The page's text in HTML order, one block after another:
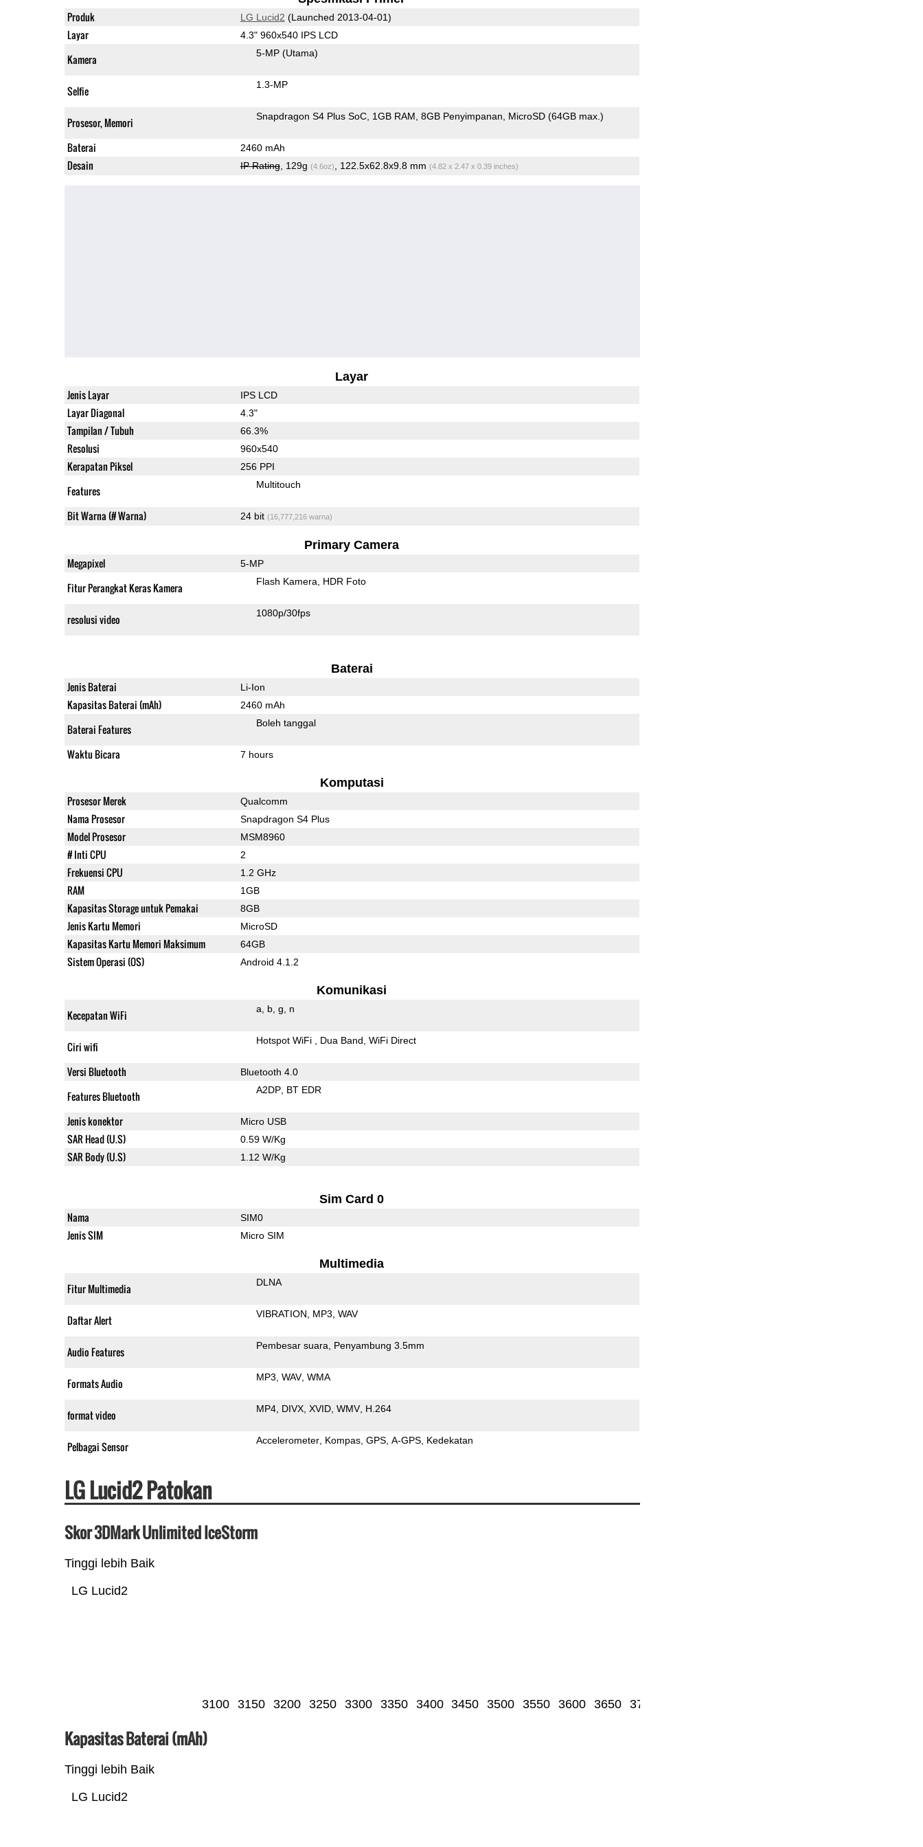
Produk LG Lucid2 (Launched 2013-04-01)
Layar 4.3" 960x540 IPS LCD
Kamera 5-MP (Utama)
Selfie 1.3-MP
Prosesor, Memori Snapdragon S4 Plus SoC 1GB RAM 8GB Penyimpanan MicroSD (64GB max.)
Baterai 2460 mAh
Desain IP Rating, 129g (4.6oz) , 122.5x62.8x9.8 mm (4.82 x 2.47 x 0.39 inches)
Layar
Jenis Layar IPS LCD
Layar Diagonal 4.3"
Tampilan / Tubuh 66.3%
Resolusi 960x540
Kerapatan Piksel 256 PPI
Features Multitouch
Bit Warna (# Warna) 24 bit (16,777,216 warna)
Primary Camera
Megapixel 5-MP
Fitur Perangkat Keras Kamera Flash Kamera HDR Foto
resolusi video 1080p/30fps
Baterai
Jenis Baterai Li-Ion
Kapasitas Baterai (mAh) 2460 mAh
Baterai Features Boleh tanggal
Waktu Bicara 7 hours
Komputasi
Prosesor Merek Qualcomm
Nama Prosesor Snapdragon S4 Plus
Model Prosesor MSM8960
# Inti CPU 2
Frekuensi CPU 1.2 GHz
RAM 1GB
Kapasitas Storage untuk Pemakai 8GB
Jenis Kartu Memori MicroSD
Kapasitas Kartu Memori Maksimum 64GB
Sistem Operasi (OS) Android 4.1.2
Komunikasi
Kecepatan WiFi a b g n
Ciri wifi Hotspot WiFi Dua Band WiFi Direct
Versi Bluetooth Bluetooth 4.0
Features Bluetooth A2DP BT EDR
Jenis konektor Micro USB
SAR Head (U.S) 0.59 W/Kg
SAR Body (U.S) 1.12 W/Kg
Sim Card 0
Nama SIM0
Jenis SIM Micro SIM
Multimedia
Fitur Multimedia DLNA
Daftar Alert VIBRATION MP3 WAV
Audio Features Pembesar suara Penyambung 3.5mm
Formats Audio MP3 WAV WMA
format video MP4 DIVX XVID WMV H.264
Pelbagai Sensor Accelerometer Kompas GPS A-GPS Kedekatan
LG Lucid2 Patokan
Skor 3DMark Unlimited IceStorm
Tinggi lebih Baik
LG Lucid2
3100 3150 3200 3250 3300 3350 3400 3450 3500 3550 3600 3650 3700
Kapasitas Baterai (mAh)
Tinggi lebih Baik
LG Lucid2